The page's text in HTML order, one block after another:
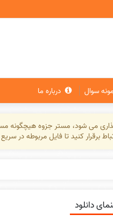
سوال درباره ما
می شود، مستر جزوه هیچگونه
برقرار کنید تا فایل مربوطه در
دانلود